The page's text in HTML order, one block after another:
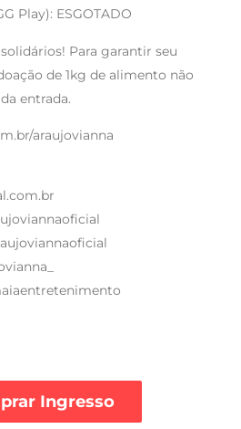
Play): ESGOTADO
Para garantir seu
de 1kg de alimento não
entrada.
araujovianna
Ingresso